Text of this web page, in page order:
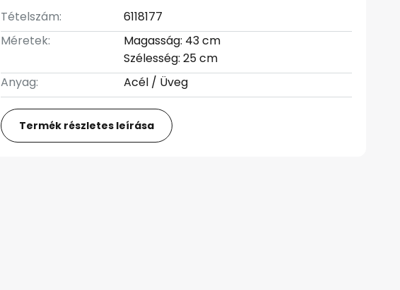
Tételszám:
6118177
Méretek:
Magasság: 43 cm
Szélesség: 25 cm
Anyag:
Acél / Üveg
Termék részletes leírása